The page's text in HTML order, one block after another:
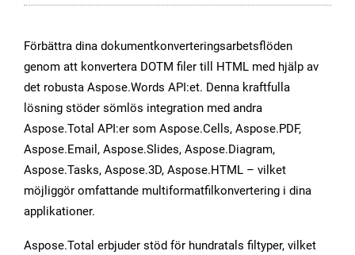
Förbättra dina dokumentkonverteringsarbetsflöden
genom att konvertera DOTM filer till HTML med hjälp av
det robusta Aspose.Words API:et. Denna kraftfulla
lösning stöder sömlös integration med andra
Aspose.Total API:er som Aspose.Cells, Aspose.PDF,
Aspose.Email, Aspose.Slides, Aspose.Diagram,
Aspose.Tasks, Aspose.3D, Aspose.HTML – vilket
möjliggör omfattande multiformatfilkonvertering i dina
applikationer.
Aspose.Total erbjuder stöd för hundratals filtyper, vilket